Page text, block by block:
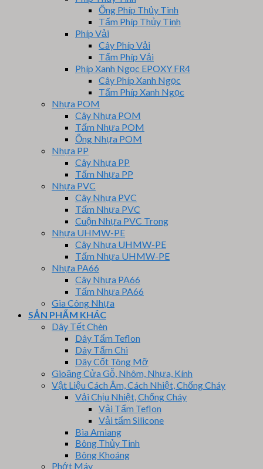
Ống Phíp Thủy Tinh
Tấm Phíp Thủy Tinh
Phíp Vải
Cây Phíp Vải
Tấm Phíp Vải
Phíp Xanh Ngọc EPOXY FR4
Cây Phíp Xanh Ngọc
Tấm Phíp Xanh Ngọc
Nhựa POM
Cây Nhựa POM
Tấm Nhựa POM
Ống Nhựa POM
Nhựa PP
Cây Nhựa PP
Tấm Nhựa PP
Nhựa PVC
Cây Nhựa PVC
Tấm Nhựa PVC
Cuộn Nhựa PVC Trong
Nhựa UHMW-PE
Cây Nhựa UHMW-PE
Tấm Nhựa UHMW-PE
Nhựa PA66
Cây Nhựa PA66
Tấm Nhựa PA66
Gia Công Nhựa
SẢN PHẨM KHÁC
Dây Tết Chèn
Dây Tẩm Teflon
Dây Tẩm Chì
Dây Cốt Tông Mỡ
Gioăng Cửa Gỗ, Nhôm, Nhựa, Kính
Vật Liệu Cách Âm, Cách Nhiệt, Chống Cháy
Vải Chịu Nhiệt, Chống Cháy
Vải Tẩm Teflon
Vải tẩm Silicone
Bìa Amiang
Bông Thủy Tinh
Bông Khoáng
Phớt Máy